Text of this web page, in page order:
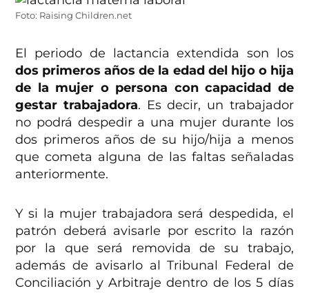
Foto: Raising Children.net
El periodo de lactancia extendida son los
dos primeros años de la edad del hijo o hija
de la mujer o persona con capacidad de
gestar trabajadora. Es decir, un trabajador
no podrá despedir a una mujer durante los
dos primeros años de su hijo/hija a menos
que cometa alguna de las faltas señaladas
anteriormente.
Y si la mujer trabajadora será despedida, el
patrón deberá avisarle por escrito la razón
por la que será removida de su trabajo,
además de avisarlo al Tribunal Federal de
Conciliación y Arbitraje dentro de los 5 días